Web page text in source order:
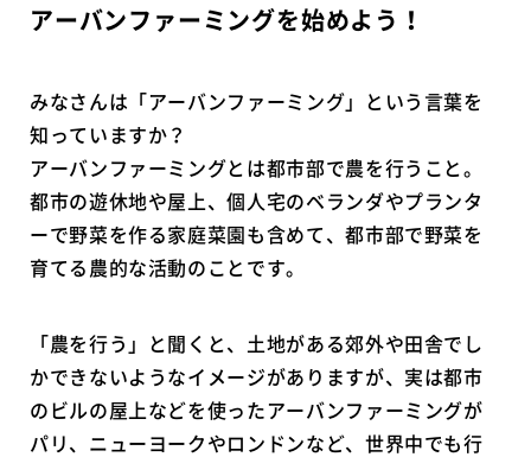
アーバンファーミングを始めよう！
みなさんは「アーバンファーミング」という言葉を
知っていますか？
アーバンファーミングとは都市部で農を行うこと。
都市の遊休地や屋上、個人宅のベランダやプランタ
ーで野菜を作る家庭菜園も含めて、都市部で野菜を
育てる農的な活動のことです。
「農を行う」と聞くと、土地がある郊外や田舎でし
かできないようなイメージがありますが、実は都市
のビルの屋上などを使ったアーバンファーミングが
パリ、ニューヨークやロンドンなど、世界中でも行